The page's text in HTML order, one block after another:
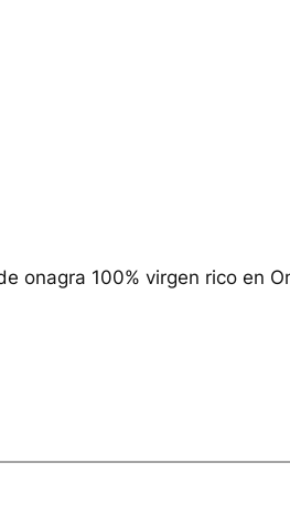
onagra 100% virgen rico en